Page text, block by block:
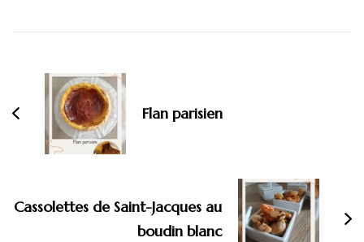
d'article
Flan parisien
Cassolettes de Saint-Jacques au
boudin blanc